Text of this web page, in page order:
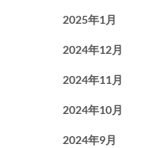
2025年1月
2024年12月
2024年11月
2024年10月
2024年9月